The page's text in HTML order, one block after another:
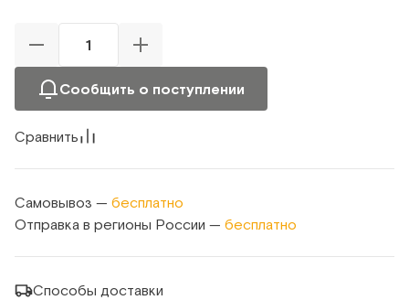
Сообщить о поступлении
Сравнить
Самовывоз — бесплатно
Отправка в регионы России — бесплатно
Способы доставки